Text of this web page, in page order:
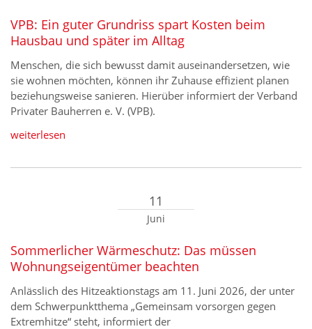
VPB: Ein guter Grundriss spart Kosten beim
Hausbau und später im Alltag
Menschen, die sich bewusst damit auseinandersetzen, wie
sie wohnen möchten, können ihr Zuhause effizient planen
beziehungsweise sanieren. Hierüber informiert der Verband
Privater Bauherren e. V. (VPB).
weiterlesen
11
Juni
Sommerlicher Wärmeschutz: Das müssen
Wohnungseigentümer beachten
Anlässlich des Hitzeaktionstags am 11. Juni 2026, der unter
dem Schwerpunktthema „Gemeinsam vorsorgen gegen
Extremhitze“ steht, informiert der